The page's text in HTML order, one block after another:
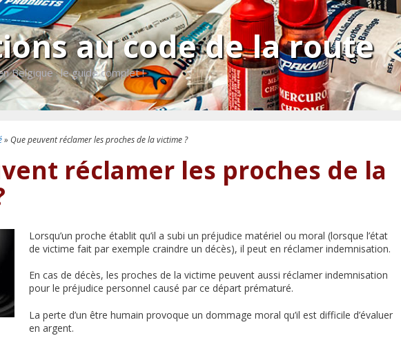
au code de la route
Belgique : le guide complet !
» Que peuvent réclamer les proches de la victime ?
réclamer les proches de la
Lorsqu’un proche établit qu’il a subi un préjudice matériel ou moral (lorsque l’état
de victime fait par exemple craindre un décès), il peut en réclamer indemnisation.
En cas de décès, les proches de la victime peuvent aussi réclamer indemnisation
pour le préjudice personnel causé par ce départ prématuré.
La perte d’un être humain provoque un dommage moral qu’il est difficile d’évaluer
en argent.